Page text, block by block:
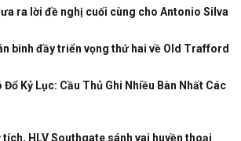
ra lời đề nghị cuối cùng cho Antonio Silva
binh đầy triển vọng thứ hai về Old Trafford
Đổ Kỷ Lục: Cầu Thủ Ghi Nhiều Bàn Nhất Các
tích, HLV Southgate sánh vai huyền thoại